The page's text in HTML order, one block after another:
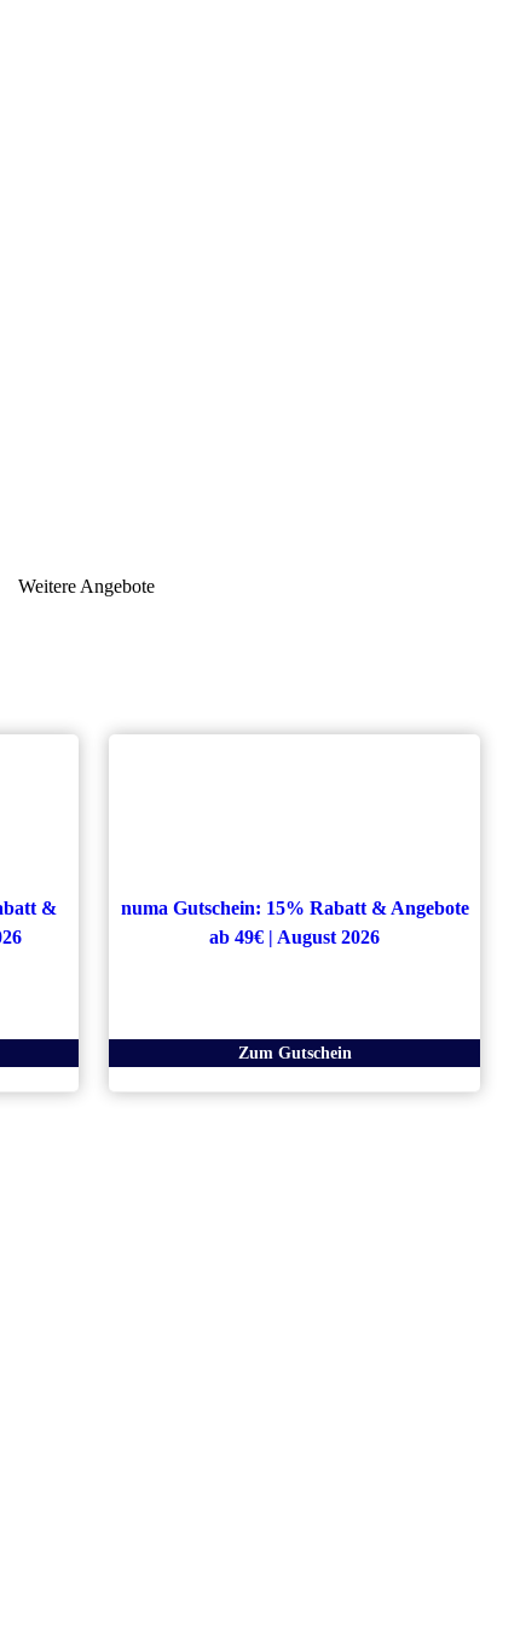
Weitere Angebote
&
numa Gutschein: 15% Rabatt & Angebote
ab 49€ | August 2026
Zum Gutschein